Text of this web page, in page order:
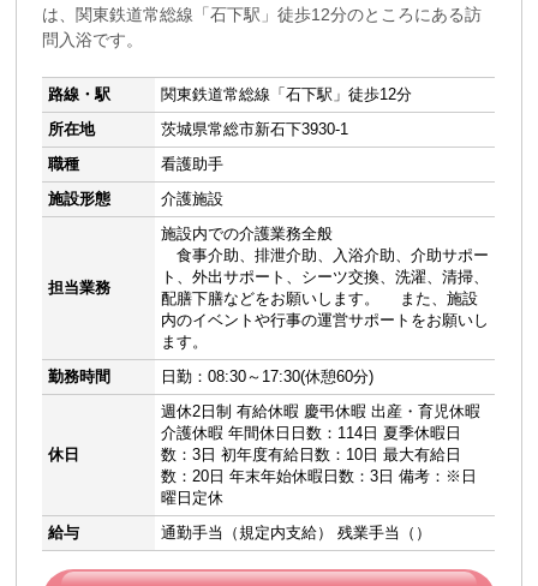
は、関東鉄道常総線「石下駅」徒歩12分のところにある訪
問入浴です。
路線・駅
関東鉄道常総線「石下駅」徒歩12分
所在地
茨城県常総市新石下3930-1
職種
看護助手
施設形態
介護施設
担当業務
施設内での介護業務全般
食事介助、排泄介助、入浴介助、介助サポー
ト、外出サポート、シーツ交換、洗濯、清掃、
配膳下膳などをお願いします。 また、施設
内のイベントや行事の運営サポートをお願いし
ます。
勤務時間
日勤：08:30～17:30(休憩60分)
休日
週休2日制 有給休暇 慶弔休暇 出産・育児休暇
介護休暇 年間休日日数：114日 夏季休暇日
数：3日 初年度有給日数：10日 最大有給日
数：20日 年末年始休暇日数：3日 備考：※日
曜日定休
給与
通勤手当（規定内支給） 残業手当（）